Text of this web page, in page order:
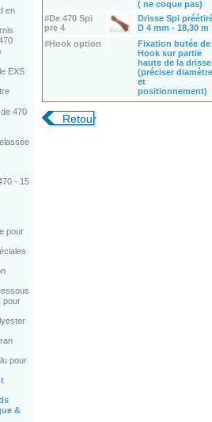
en
EXS
470
- 15
pour
pour
pour
&
( ne coque pas)
#De 470 Spi
pre 4
Drisse Spi
D 4 mm - 18,30 m
#Hook option
Fixation butée de
Hook sur partie
haute de la drisse
(préciser diamètre
et
positionnement)
Retour